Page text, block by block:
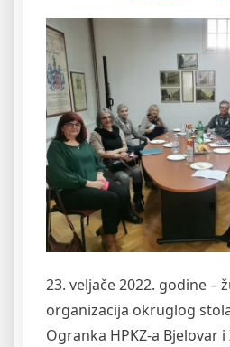
23. veljače 2022. godine –
organizacija okruglog
Ogranka HPKZ-a Bjelovar i